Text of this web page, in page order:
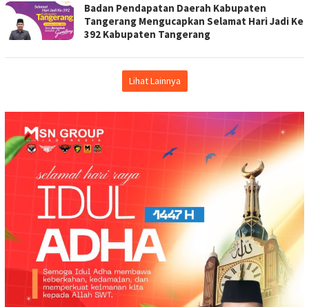
Badan Pendapatan Daerah Kabupaten
Tangerang Mengucapkan Selamat Hari Jadi Ke
392 Kabupaten Tangerang
Lihat Lainnya